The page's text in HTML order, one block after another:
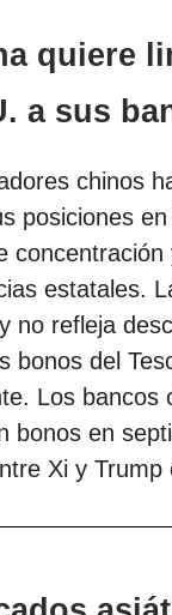
quiere
a sus
chinos
posiciones
estatales.
no refleja
bonos del
Los bancos
bonos en
Xi y Trump